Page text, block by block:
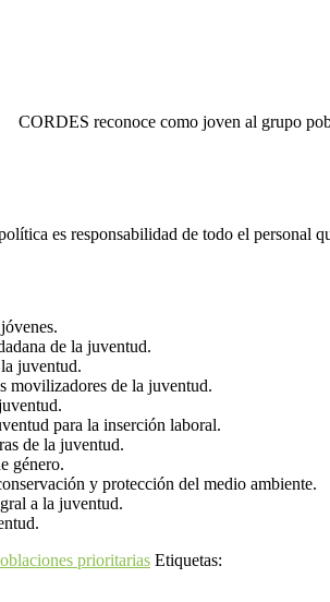
CORDES reconoce como joven al grupo
es responsabilidad de todo el personal
de la juventud.
juventud.
movilizadores de la juventud.
para la inserción laboral.
de la juventud.
género.
y protección del medio ambiente.
a la juventud.
prioritarias Etiquetas: